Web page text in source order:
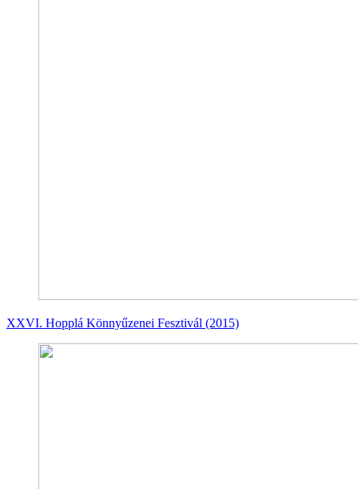
XXVI. Hopplá Könnyűzenei Fesztivál (2015)